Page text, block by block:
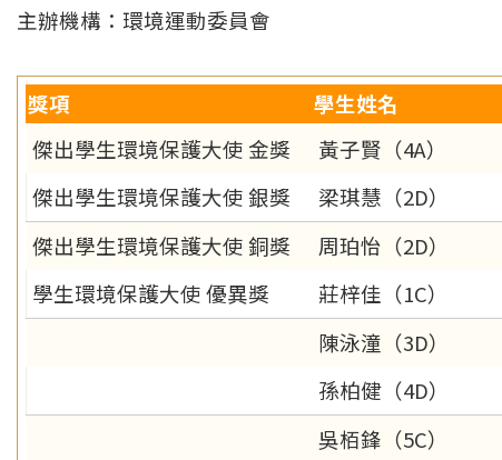
主辦機構：環境運動委員會
獎項 學生姓名
傑出學生環境保護大使 金獎
黃子賢（4A）
傑出學生環境保護大使 銀獎
梁琪慧（2D）
傑出學生環境保護大使 銅獎
周珀怡（2D）
學生環境保護大使 優異獎
莊梓佳（1C）
陳泳潼（3D）
孫柏健（4D）
吳栢鋒（5C）